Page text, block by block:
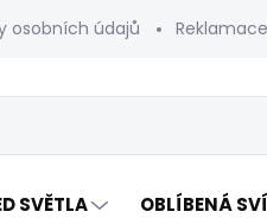
osobních údajů
SVĚTLA OBLÍBENÁ